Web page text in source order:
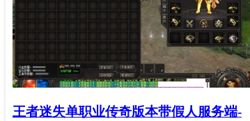
王者迷失单职业传奇版本带假人服务端-